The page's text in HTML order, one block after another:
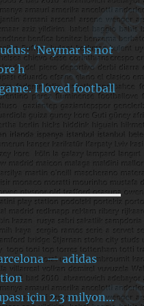
‘Neymar is not
h
I loved football
— adidas
için 2.3 milyon…